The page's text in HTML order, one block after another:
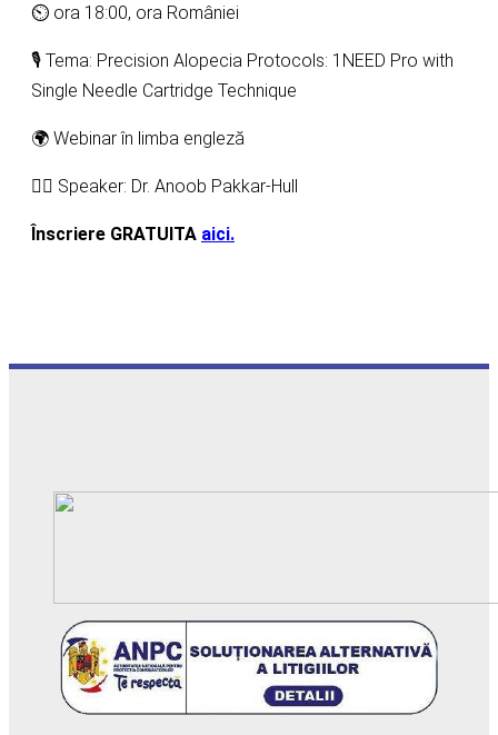
⏲ ora 18:00, ora României
🎙️ Tema: Precision Alopecia Protocols: 1NEED Pro with
Single Needle Cartridge Technique
🌍 Webinar în limba engleză
👨‍⚕️ Speaker: Dr. Anoob Pakkar-Hull
Înscriere GRATUITA aici.